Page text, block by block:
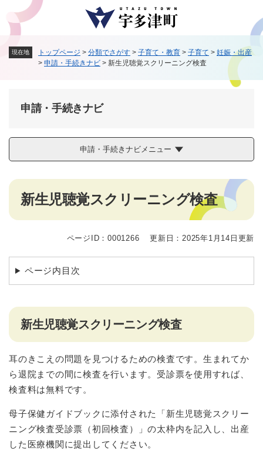
メニューを飛ばして本文へ
現在地 トップページ > 分類でさがす > 子育て・教育 > 子育て > 妊娠・出産
> 申請・手続きナビ > 新生児聴覚スクリーニング検査
申請・手続きナビ
申請・手続きナビメニュー
本
新生児聴覚スクリーニング検査
ページID：0001266 更新日：2025年1月14日更新
ページ内目次
新生児聴覚スクリーニング検査
耳のきこえの問題を見つけるための検査です。生まれてか
ら退院までの間に検査を行います。受診票を使用すれば、
検査料は無料です。
母子保健ガイドブックに添付された「新生児聴覚スクリー
ニング検査受診票（初回検査）」の太枠内を記入し、出産
した医療機関に提出してください。